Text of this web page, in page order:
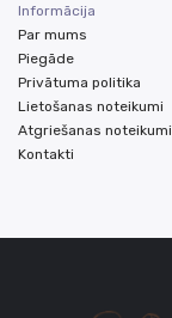
Informācija
Par mums
Piegāde
Privātuma politika
Lietošanas noteikumi
Atgriešanas noteikumi
Kontakti